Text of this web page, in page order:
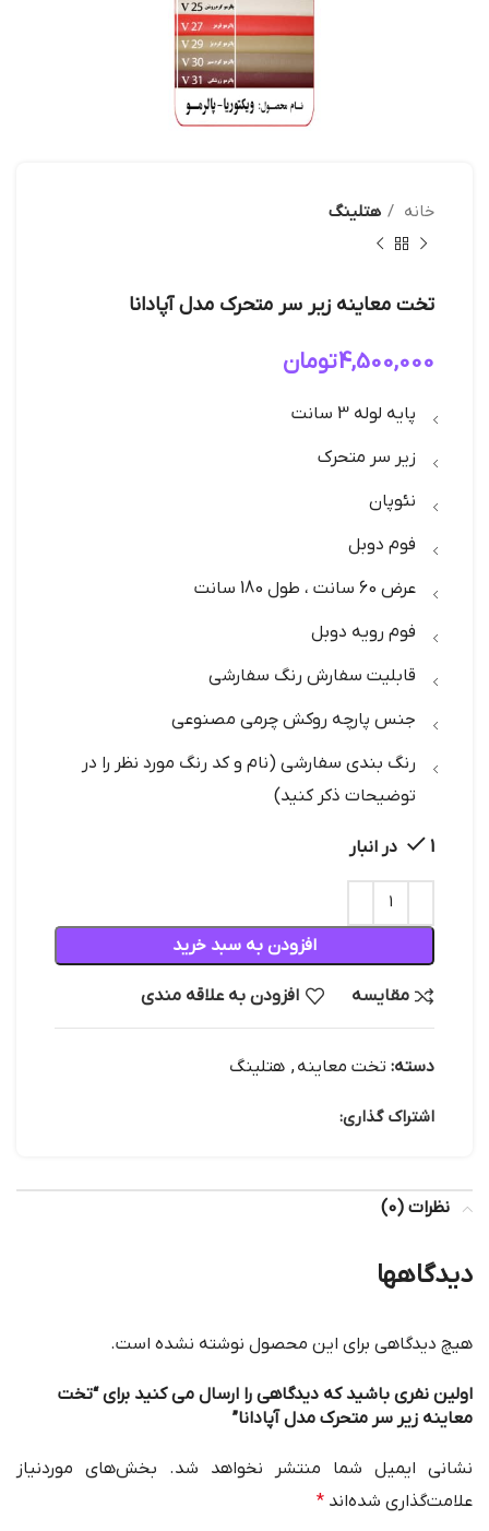
خانه هتلینگ
تخت معاینه زیر سر متحرک مدل آپادانا
4,500,000تومان
پایه لوله 3 سانت
زیر سر متحرک
نئوپان
فوم دوبل
عرض 60 سانت ، طول 180 سانت
فوم رویه دوبل
قابلیت سفارش رنگ سفارشی
جنس پارچه روکش چرمی مصنوعی
رنگ بندی سفارشی (نام و کد رنگ مورد نظر را در
توضیحات ذکر کنید)
1 در انبار
افزودن به سبد خرید
مقایسه افزودن به علاقه مندی
دسته: تخت معاینه, هتلینگ
اشتراک گذاری:
نظرات (0)
دیدگاهها
هیچ دیدگاهی برای این محصول نوشته نشده است.
اولین نفری باشید که دیدگاهی را ارسال می کنید برای “تخت
معاینه زیر سر متحرک مدل آپادانا”
نشانی ایمیل شما منتشر نخواهد شد.
بخش‌های موردنیاز
علامت‌گذاری شده‌اند *